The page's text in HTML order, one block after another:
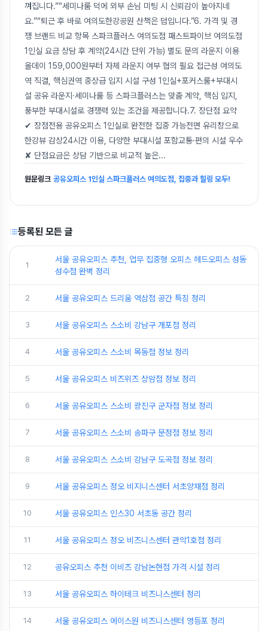
껴집니다.”“세미나룸 덕에 외부 손님 미팅 시 신뢰감이 높아지네
요.”“퇴근 후 바로 여의도한강공원 산책은 덤입니다.”6. 가격 및 경
쟁 브랜드 비교 항목 스파크플러스 여의도점 패스트파이브 여의도점
1인실 요금 상담 후 계약(24시간 단위 가능) 별도 문의 라운지 이용
올데이 159,000원부터 자체 라운지 여부 협의 필요 접근성 여의도
역 직결, 핵심권역 중상급 입지 시설 구성 1인실+포커스룸+부대시
설 공유 라운지·세미나룸 등 스파크플러스는 맞춤 계약, 핵심 입지,
풍부한 부대시설로 경쟁력 있는 조건을 제공합니다.7. 장단점 요약
✔ 장점전용 공유오피스 1인실로 완전한 집중 가능전면 유리창으로
한강뷰 감상24시간 이용, 다양한 부대시설 포함교통·편의 시설 우수
✘ 단점요금은 상담 기반으로 비교적 높은...
원문링크 공유오피스 1인실 스파크플러스 여의도점, 집중과 힐링 모두!
등록된 모든 글
1
서울 공유오피스 추천, 업무 집중형 오피스 헤드오피스 성동
성수점 완벽 정리
2 서울 공유오피스 드리움 역삼점 공간 특징 정리
3 서울 공유오피스 스소비 강남구 개포점 정리
4 서울 공유오피스 스소비 목동점 정보 정리
5 서울 공유오피스 비즈위즈 상암점 정보 정리
6 서울 공유오피스 스소비 광진구 군자점 정보 정리
7 서울 공유오피스 스소비 송파구 문정점 정보 정리
8 서울 공유오피스 스소비 강남구 도곡점 정보 정리
9 서울 공유오피스 정오 비지니스센터 서초양재점 정리
10 서울 공유오피스 인스30 서초동 공간 정리
11 서울 공유오피스 정오 비즈니스센터 관악1호점 정리
12 공유오피스 추천 이비즈 강남논현점 가격 시설 정리
13 서울 공유오피스 하이테크 비즈니스센터 정리
14 서울 공유오피스 에이스원 비즈니스센터 영등포 정리